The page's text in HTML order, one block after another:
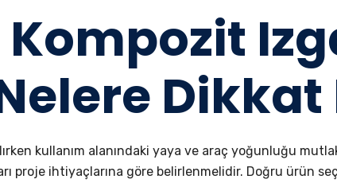
Kompozit
kullanım alanındaki yaya ve araç yoğunluğu
proje ihtiyaçlarına göre belirlenmelidir. Doğru ürün